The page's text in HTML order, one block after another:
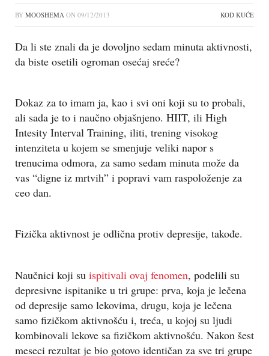
BY MOOSHEMA ON 09/12/2013 KOD KUĆE
Da li ste znali da je dovoljno sedam minuta aktivnosti,
da biste osetili ogroman osećaj sreće?
Dokaz za to imam ja, kao i svi oni koji su to probali,
ali sada je to i naučno objašnjeno. HIIT, ili High
Intesity Interval Training, iliti, trening visokog
intenziteta u kojem se smenjuje veliki napor s
trenucima odmora, za samo sedam minuta može da
vas “digne iz mrtvih” i popravi vam raspoloženje za
ceo dan.
Fizička aktivnost je odlična protiv depresije, takođe.
Naučnici koji su ispitivali ovaj fenomen, podelili su
depresivne ispitanike u tri grupe: prva, koja je lečena
od depresije samo lekovima, drugu, koja je lečena
samo fizičkom aktivnošću i, treća, u kojoj su ljudi
kombinovali lekove sa fizičkom aktivnošću. Nakon šest
meseci rezultat je bio gotovo identičan za sve tri grupe